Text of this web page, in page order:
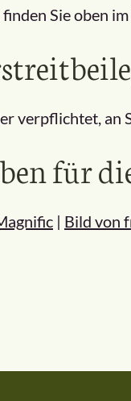
Sie oben
verpflichtet, an
für
| Bild von